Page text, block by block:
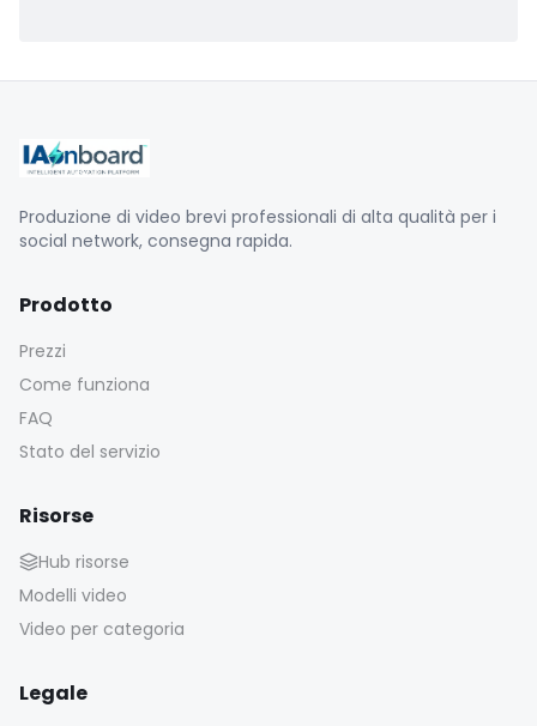
Produzione di video brevi professionali di alta qualità per i
social network, consegna rapida.
Prodotto
Prezzi
Come funziona
FAQ
Stato del servizio
Risorse
Hub risorse
Modelli video
Video per categoria
Legale